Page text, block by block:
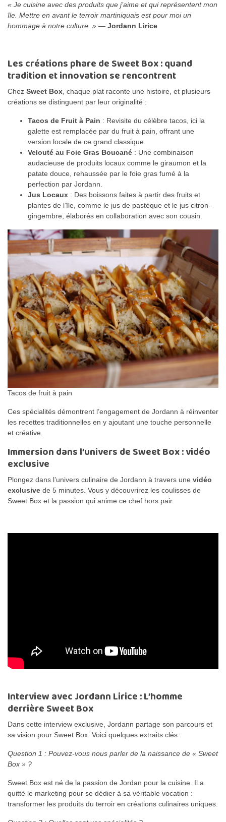
« Je cuisine avec des produits que j’aime et qui représentent mon
île. Mettre en avant le terroir martiniquais est pour moi un
hommage à notre culture. » — Jordann Lirice
Les créations phare de Sweet Box : quand
tradition et innovation se rencontrent
Chez Sweet Box, chaque plat raconte une histoire, et plusieurs
créations se distinguent par leur originalité :
Tacos de Fruit à Pain : Revisite du célèbre tacos, ici la
galette est remplacée par du fruit à pain, offrant une
version locale de ce grand classique.
Velouté au Foie Gras Boucané : Une combinaison
audacieuse de produits locaux comme le giraumon et la
patate douce, rehaussée par le foie gras fumé à la
perfection par Jordann.
Jus Locaux : Des boissons faites à partir des fruits et
plantes de l’île, comme le jus de pastèque et le jus citron-
gingembre, élaborés en collaboration avec son cousin.
Tacos de fruit à pain
Ces spécialités démontrent l’engagement de Jordann à réinventer
les recettes traditionnelles en y ajoutant une touche personnelle
et créative.
Immersion dans l’univers de Sweet Box : vidéo
exclusive
Plongez dans l’univers culinaire de Jordann à travers une vidéo
exclusive de 5 minutes. Vous y découvrirez les coulisses de
Sweet Box et la passion qui anime ce chef hors pair.
Interview avec Jordann Lirice : L’homme
derrière Sweet Box
Dans cette interview exclusive, Jordann partage son parcours et
sa vision pour Sweet Box. Voici quelques extraits clés :
Question 1 : Pouvez-vous nous parler de la naissance de « Sweet
Box » ?
Sweet Box est né de la passion de Jordan pour la cuisine. Il a
quitté le marketing pour se dédier à sa véritable vocation :
transformer les produits du terroir en créations culinaires uniques.